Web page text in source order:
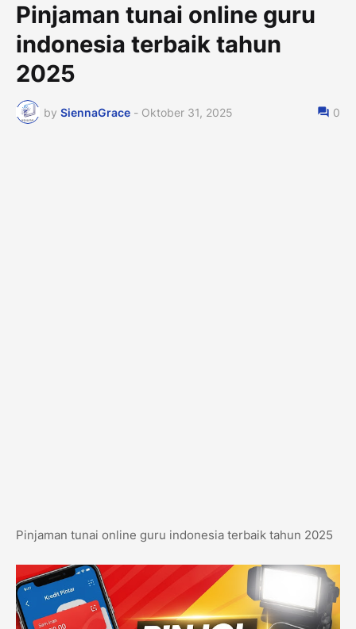
Pinjaman tunai online guru
indonesia terbaik tahun
2025
by SiennaGrace - Oktober 31, 2025 0
Pinjaman tunai online guru indonesia terbaik tahun 2025